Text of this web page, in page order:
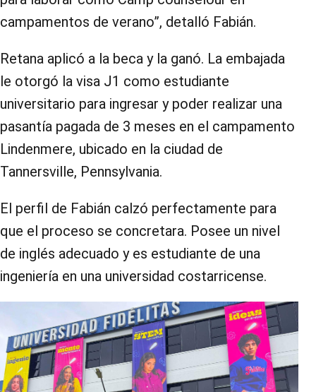
campamentos de verano”, detalló Fabián.
Retana aplicó a la beca y la ganó. La embajada
le otorgó la visa J1 como estudiante
universitario para ingresar y poder realizar una
pasantía pagada de 3 meses en el campamento
Lindenmere, ubicado en la ciudad de
Tannersville, Pennsylvania.
El perfil de Fabián calzó perfectamente para
que el proceso se concretara. Posee un nivel
de inglés adecuado y es estudiante de una
ingeniería en una universidad costarricense.